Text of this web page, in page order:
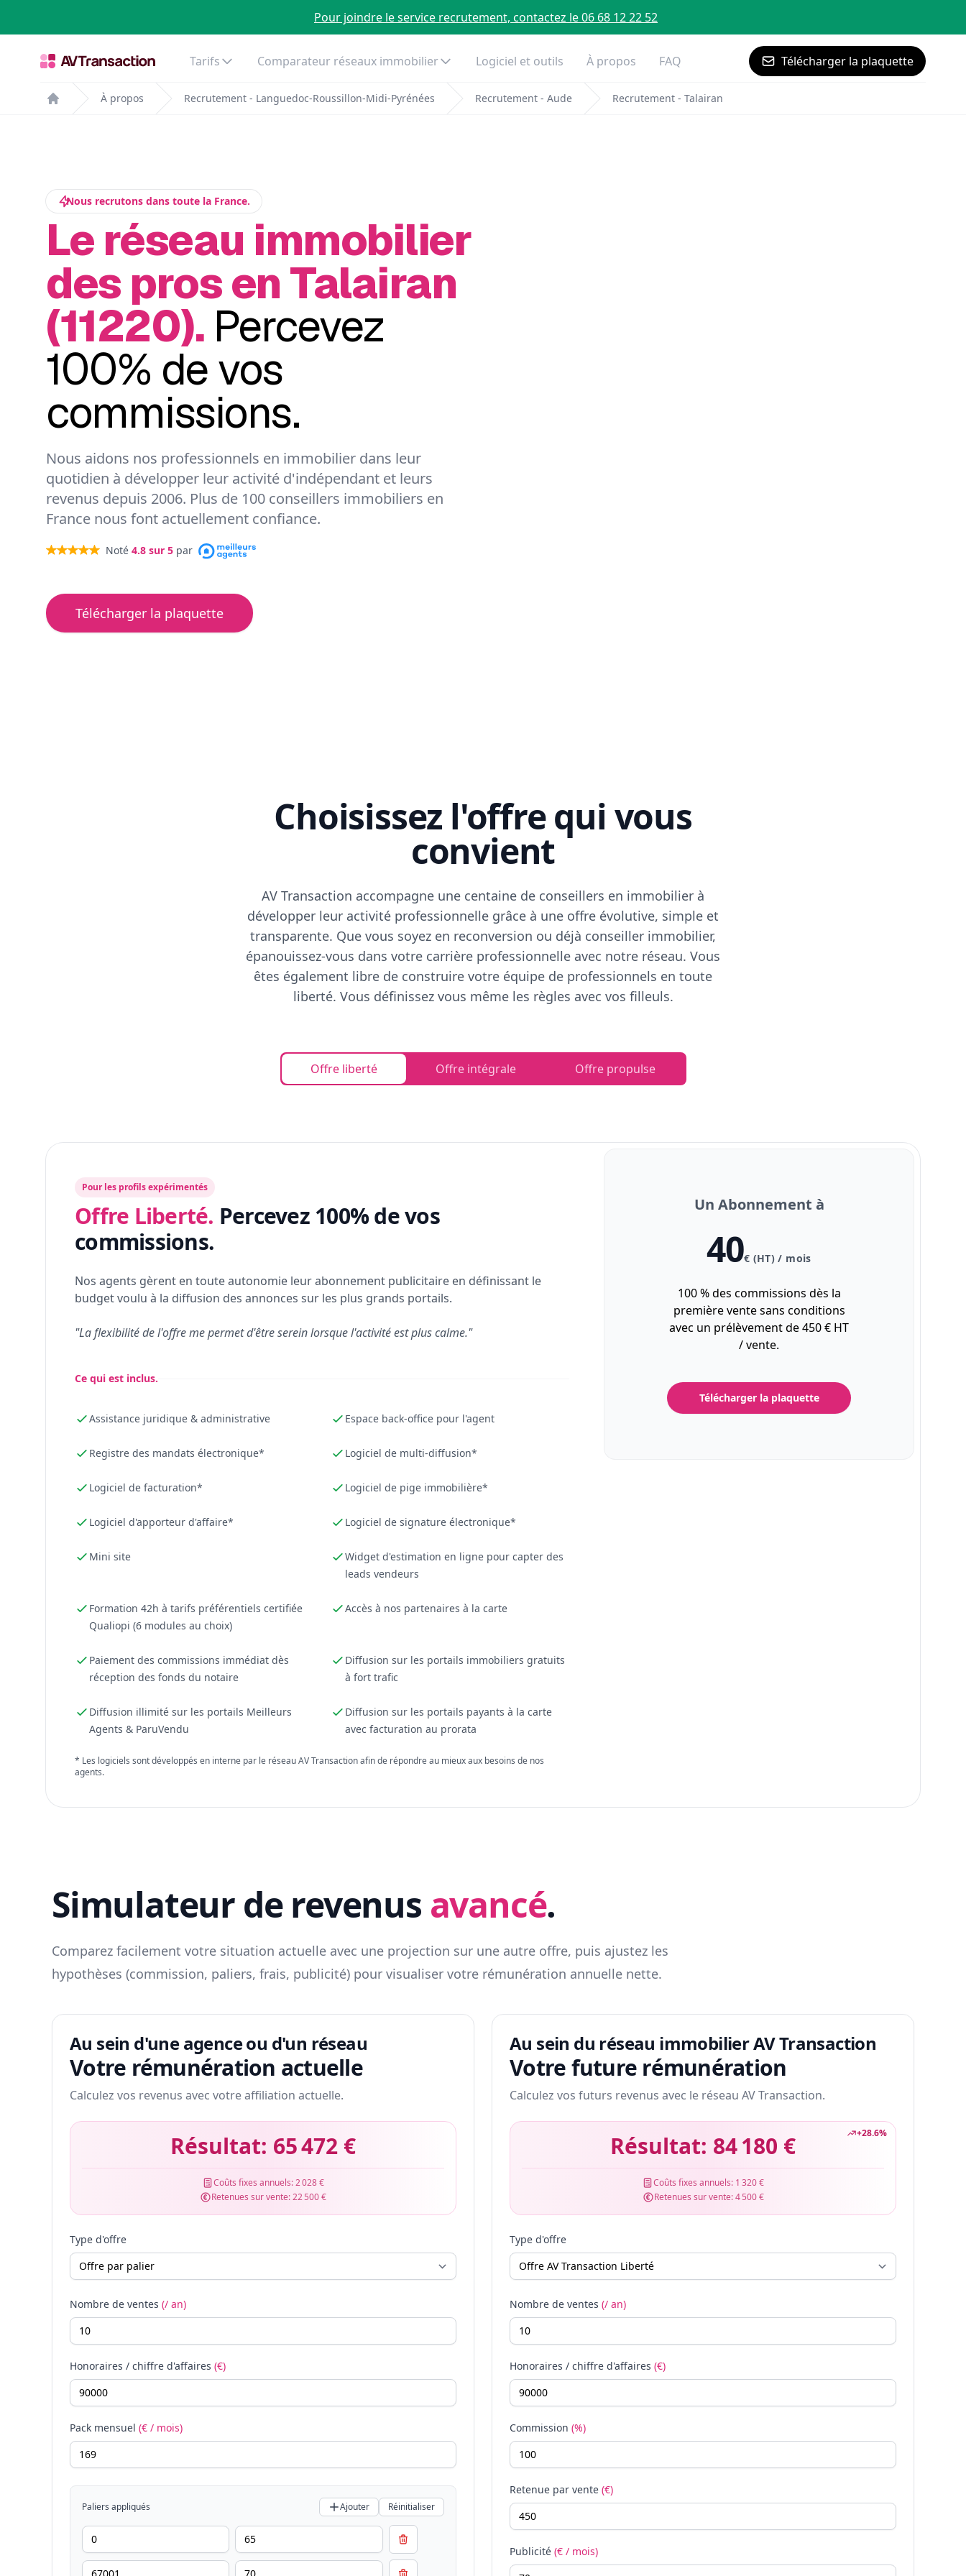
Pour joindre le service recrutement, contactez le 06 68 12 22 52
Tarifs Comparateur réseaux immobilier Logiciel et outils À propos FAQ Télécharger la plaquette
Home
À propos Recrutement - Languedoc-Roussillon-Midi-Pyrénées Recrutement - Aude Recrutement - Talairan
Nous recrutons dans toute la France.
Le réseau immobilier
des pros en Talairan
(11220). Percevez
100% de vos
commissions.
Nous aidons nos professionnels en immobilier dans leur
quotidien à développer leur activité d'indépendant et leurs
revenus depuis 2006. Plus de 100 conseillers immobiliers en
France nous font actuellement confiance.
Noté 4.8 sur 5 par
Télécharger la plaquette
Choisissez l'offre qui vous
convient
AV Transaction accompagne une centaine de conseillers en immobilier à
développer leur activité professionnelle grâce à une offre évolutive, simple et
transparente. Que vous soyez en reconversion ou déjà conseiller immobilier,
épanouissez-vous dans votre carrière professionnelle avec notre réseau. Vous
êtes également libre de construire votre équipe de professionnels en toute
liberté. Vous définissez vous même les règles avec vos filleuls.
Offre liberté Offre intégrale Offre propulse
Pour les profils expérimentés
Offre Liberté. Percevez 100% de vos
commissions.
Nos agents gèrent en toute autonomie leur abonnement publicitaire en définissant le
budget voulu à la diffusion des annonces sur les plus grands portails.
"La flexibilité de l'offre me permet d'être serein lorsque l'activité est plus calme."
Ce qui est inclus.
Assistance juridique & administrative Espace back-office pour l'agent
Registre des mandats électronique* Logiciel de multi-diffusion*
Logiciel de facturation* Logiciel de pige immobilière*
Logiciel d'apporteur d'affaire* Logiciel de signature électronique*
Mini site
Widget d'estimation en ligne pour capter des
leads vendeurs
Formation 42h à tarifs préférentiels certifiée
Qualiopi (6 modules au choix)
Accès à nos partenaires à la carte
Paiement des commissions immédiat dès
réception des fonds du notaire
Diffusion sur les portails immobiliers gratuits
à fort trafic
Diffusion illimité sur les portails Meilleurs
Agents & ParuVendu
Diffusion sur les portails payants à la carte
avec facturation au prorata
* Les logiciels sont développés en interne par le réseau AV Transaction afin de répondre au mieux aux besoins de nos
agents.
Un Abonnement à
40€ (HT) / mois
100 % des commissions dès la
première vente sans conditions
avec un prélèvement de 450 € HT
/ vente.
Télécharger la plaquette
Simulateur de revenus avancé.
Comparez facilement votre situation actuelle avec une projection sur une autre offre, puis ajustez les
hypothèses (commission, paliers, frais, publicité) pour visualiser votre rémunération annuelle nette.
Au sein d'une agence ou d'un réseau
Votre rémunération actuelle
Calculez vos revenus avec votre affiliation actuelle.
Résultat: 65 472 €
Coûts fixes annuels:2 028 €
Retenues sur vente:22 500 €
Type d'offre
Nombre de ventes (/ an)
Honoraires / chiffre d'affaires (€)
Pack mensuel (€ / mois)
Paliers appliqués Ajouter Réinitialiser
Au sein du réseau immobilier AV Transaction
Votre future rémunération
Calculez vos futurs revenus avec le réseau AV Transaction.
+28.6%
Résultat: 84 180 €
Coûts fixes annuels: 1 320 €
Retenues sur vente:4 500 €
Type d'offre
Nombre de ventes (/ an)
Honoraires / chiffre d'affaires (€)
Commission (%)
Retenue par vente (€)
Publicité (€ / mois)